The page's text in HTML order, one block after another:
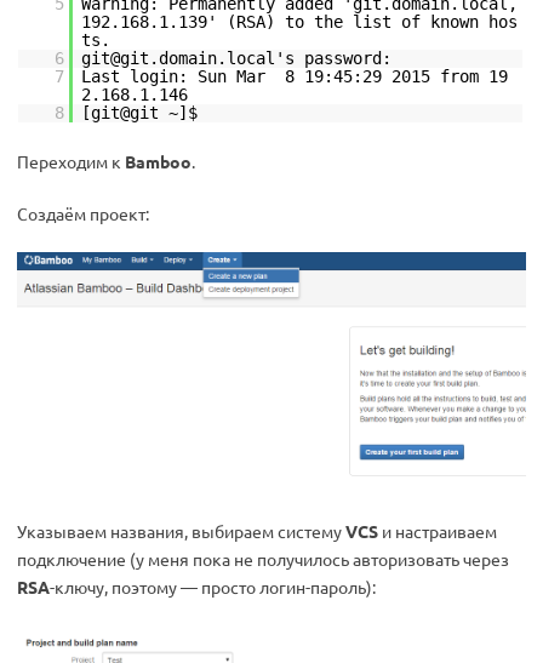
192.168.1.139' (RSA) to the list of known hos
ts.
6
git@git.domain.local's password:
7
Last login: Sun Mar 8 19:45:29 2015 from 19
2.168.1.146
8
[git@git ~]$
Переходим к Bamboo.
Создаём проект:
Указываем названия, выбираем системуVCS и настраиваем
подключение (у меня пока не получилось авторизовать через
RSA-ключу, поэтому — просто логин-пароль):